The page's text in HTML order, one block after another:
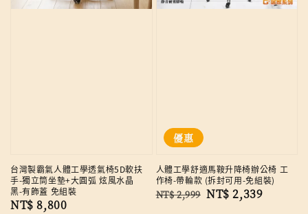
台灣製霸氣人體工學透氣椅5D軟扶
手-獨立筒坐墊+大圓弧 炫風水晶
黑-有飾蓋 免組裝
Regular
NT$ 8,800
優惠
人體工學舒適馬鞍升降椅辦公椅 工
作椅-帶輪款 (拆封可用-免組裝)
Regular
NT$ 2,999 Sale
NT$ 2,339